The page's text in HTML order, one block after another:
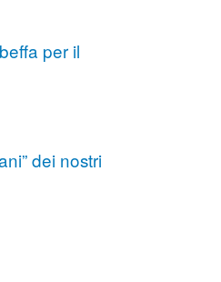
per il
dei nostri